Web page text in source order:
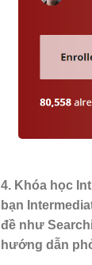
4. Khóa học
bạn
đề như
hướng dẫn